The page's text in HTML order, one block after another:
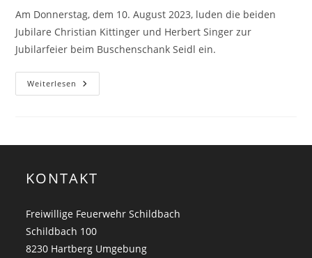
Am Donnerstag, dem 10. August 2023, luden die beiden
Jubilare Christian Kittinger und Herbert Singer zur
Jubilarfeier beim Buschenschank Seidl ein.
Weiterlesen
KONTAKT
Freiwillige Feuerwehr Schildbach
Schildbach 100
8230 Hartberg Umgebung